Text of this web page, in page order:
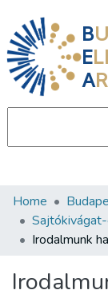
B
E
A
Communities
All of DSpace
Home